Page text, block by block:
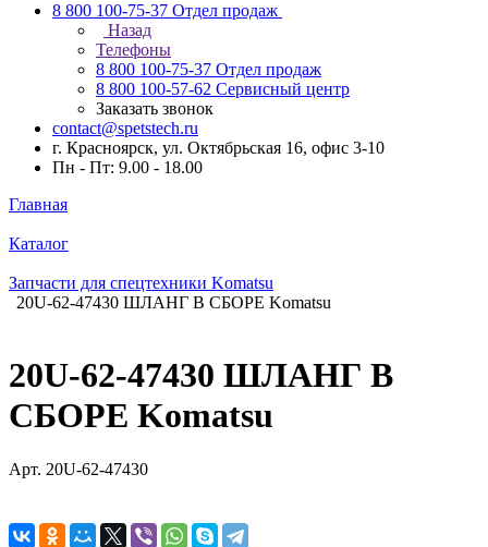
8 800 100-75-37 Отдел продаж
Назад
Телефоны
8 800 100-75-37 Отдел продаж
8 800 100-57-62 Сервисный центр
Заказать звонок
contact@spetstech.ru
г. Красноярск, ул. Октябрьская 16, офис 3-10
Пн - Пт: 9.00 - 18.00
Главная
Каталог
Запчасти для спецтехники Komatsu
20U-62-47430 ШЛАНГ В СБОРЕ Komatsu
20U-62-47430 ШЛАНГ В
СБОРЕ Komatsu
Арт. 20U-62-47430